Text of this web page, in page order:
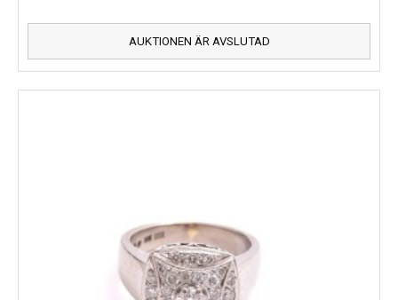
AUKTIONEN ÄR AVSLUTAD